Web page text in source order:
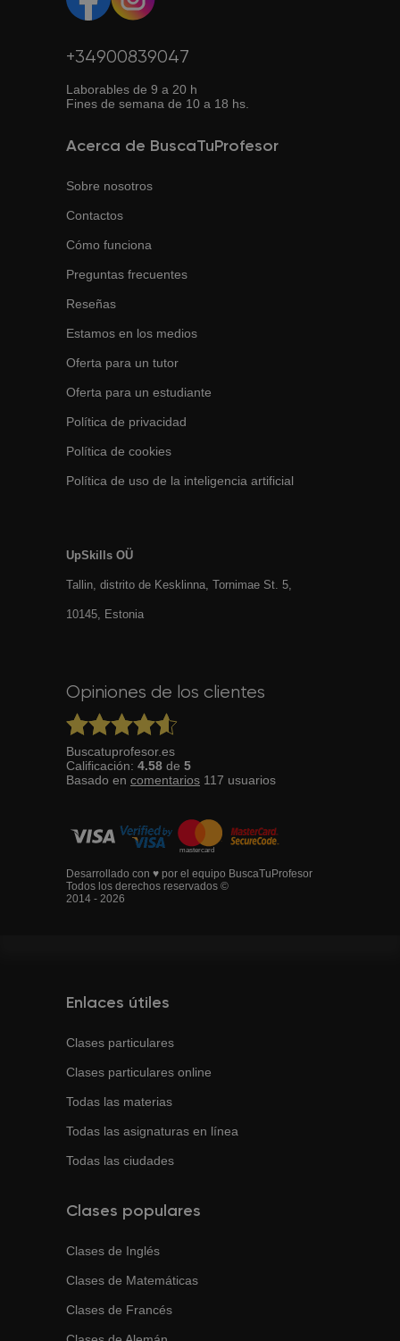
+34900839047
Laborables de 9 a 20 h
Fines de semana de 10 a 18 hs.
Acerca de BuscaTuProfesor
Sobre nosotros
Contactos
Cómo funciona
Preguntas frecuentes
Reseñas
Estamos en los medios
Oferta para un tutor
Oferta para un estudiante
Política de privacidad
Política de cookies
Política de uso de la inteligencia artificial
UpSkills OÜ
Tallin, distrito de Kesklinna, Tornimаe St. 5,
10145, Estonia
Opiniones de los clientes
Buscatuprofesor.es
Calificación: 4.58 de 5
Basado en comentarios 117 usuarios
Desarrollado con ♥ por el equipo BuscaTuProfesor
Todos los derechos reservados ©
2014 - 2026
Enlaces útiles
Clases particulares
Clases particulares online
Todas las materias
Todas las asignaturas en línea
Todas las ciudades
Clases populares
Clases de Inglés
Clases de Matemáticas
Clases de Francés